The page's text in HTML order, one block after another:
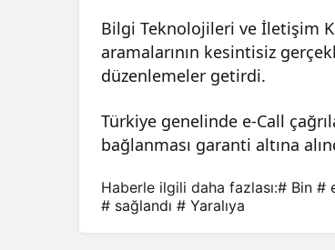
Bilgi Teknolojileri ve İletişim
aramalarının kesintisiz
düzenlemeler getirdi.
Türkiye genelinde e-Call
bağlanması garanti altına
Haberle ilgili daha fazlası:# Bin #
# sağlandı # Yaralıya